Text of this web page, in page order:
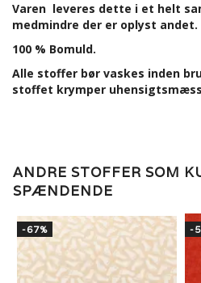
Varen leveres dette i et helt
medmindre der er oplyst andet.
100 % Bomuld.
Alle stoffer bør vaskes inden
stoffet krymper
ANDRE STOFFER SOM
SPÆNDENDE
-67% -